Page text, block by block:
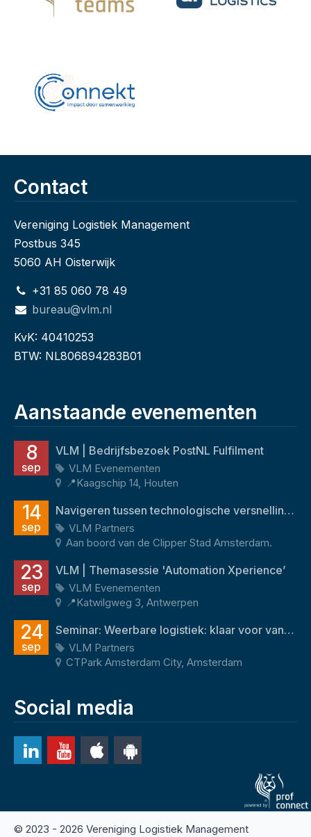
Contact
Vereniging Logistiek Management
Postbus 345
5060 AH Oisterwijk
+31 85 060 78 49
bureau@vlm.nl
KvK: 40410253
BTW: NL806894283B01
Aanstaande evenementen
8
sep
VLM | Bedrijfsbezoek PostNL Fulfilment
VLM Evenementen
📍Kaagschip 14, Houten
14
sep
Navigeren tussen technologische versnelling en menselijk potentieel
VLM Partners
Aan boord van de Clipper Stad Amsterdam.
23
sep
VLM | Themasessie 'Automation Xperience’
VLM Evenementen
📍Katwilgweg 3, Antwerpen
24
sep
Seminar: Weerbare logistiek: klaar voor vandaag én morgen
VLM Partners
CTPark Amsterdam City, Amsterdam
Social media
© 2023 - 2026 Vereniging Logistiek Management